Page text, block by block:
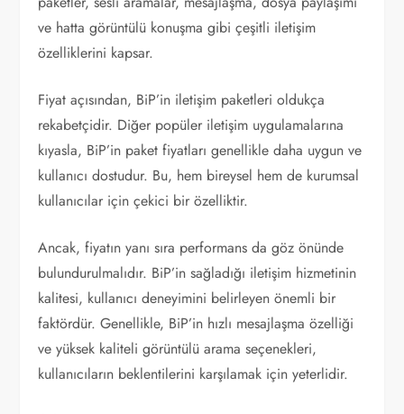
ve hatta görüntülü konuşma gibi çeşitli iletişim
özelliklerini kapsar.
Fiyat açısından, BiP’in iletişim paketleri oldukça
rekabetçidir. Diğer popüler iletişim uygulamalarına
kıyasla, BiP’in paket fiyatları genellikle daha uygun ve
kullanıcı dostudur. Bu, hem bireysel hem de kurumsal
kullanıcılar için çekici bir özelliktir.
Ancak, fiyatın yanı sıra performans da göz önünde
bulundurulmalıdır. BiP’in sağladığı iletişim hizmetinin
kalitesi, kullanıcı deneyimini belirleyen önemli bir
faktördür. Genellikle, BiP’in hızlı mesajlaşma özelliği
ve yüksek kaliteli görüntülü arama seçenekleri,
kullanıcıların beklentilerini karşılamak için yeterlidir.